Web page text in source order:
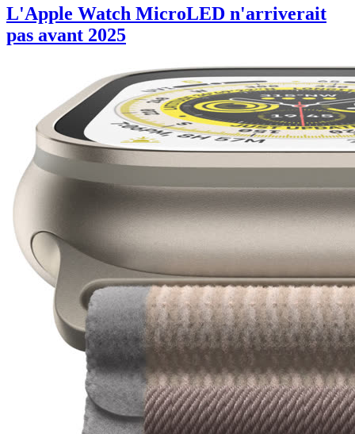
L'Apple Watch MicroLED n'arriverait
pas avant 2025